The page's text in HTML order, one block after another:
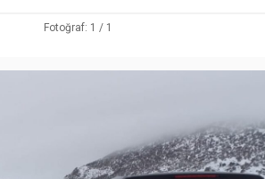
Fotoğraf: 1 / 1